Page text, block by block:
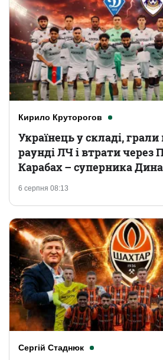
Кирило Круторогов
6 серпня 08:13
Українець у складі,
раунді ЛЧ і втрати через
Карабах – суперника
Сергій Стаднюк